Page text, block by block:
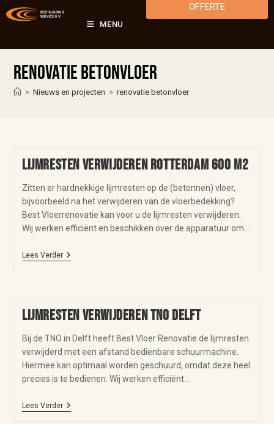
MENU
OFFERTE
renovatie betonvloer
> Nieuws en projecten > renovatie betonvloer
Lijmresten verwijderen Rotterdam 600 m2
Zitten er hardnekkige lijmresten op de (betonnen) vloer,
bijvoorbeeld na het verwijderen van de vloerbedekking?
Best Vloerrenovatie kan voor u de lijmresten verwijderen.
Wij werken efficiënt en beschikken over de apparatuur om…
Lees Verder
Lijmresten verwijderen TNO Delft
Bij de TNO in Delft heeft Best Vloer Renovatie de lijmresten
verwijderd met een afstand bedienbare schuurmachine.
Hiermee kan optimaal worden geschuurd, omdat deze heel
precies is te bedienen. Wij werken efficiënt…
Lees Verder